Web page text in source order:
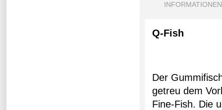
INFORMATIONEN
Q-Fish
Der
getreu dem
Fine-Fish. Die